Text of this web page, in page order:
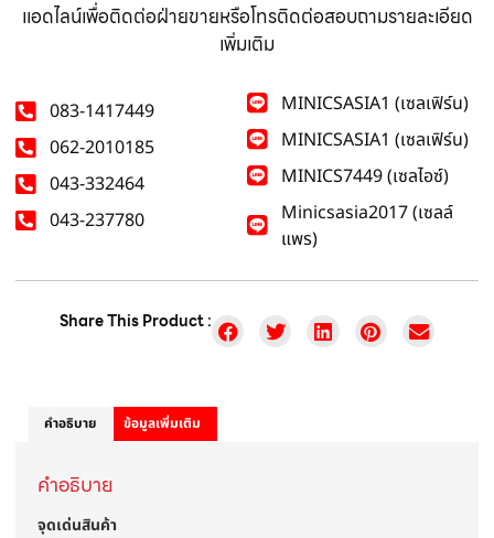
แอดไลน์เพื่อติดต่อฝ่ายขายหรือโทรติดต่อสอบถามรายละเอียด
เพิ่มเติม
083-1417449
062-2010185
043-332464
043-237780
MINICSASIA1 (เซลเฟิร์น)
MINICSASIA1 (เซลเฟิร์น)
MINICS7449 (เซลไอซ์)
Minicsasia2017 (เซลล์
แพร)
Share This Product :
คำอธิบาย ข้อมูลเพิ่มเติม
คำอธิบาย
จุดเด่นสินค้า